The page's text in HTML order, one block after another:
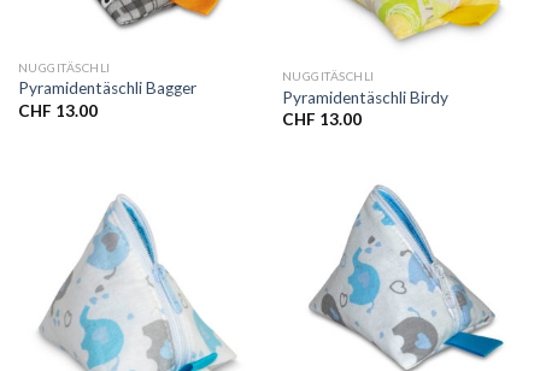
NUGGITÄSCHLI
Pyramidentäschli Bagger
CHF 13.00
NUGGITÄSCHLI
Pyramidentäschli Birdy
CHF 13.00